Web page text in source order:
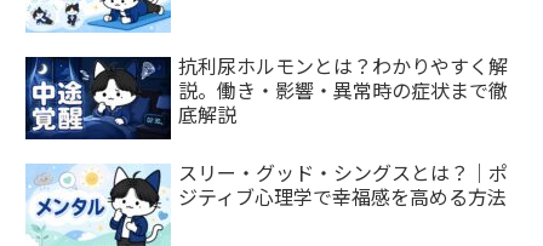
抗利尿ホルモンとは？わかりやすく解
説。働き・影響・異常時の症状まで徹
底解説
スリー・グッド・シングスとは？｜ポ
ジティブ心理学で幸福感を高める方法